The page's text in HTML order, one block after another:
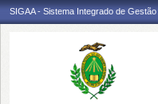
SIGAA - Sistema Integrado de